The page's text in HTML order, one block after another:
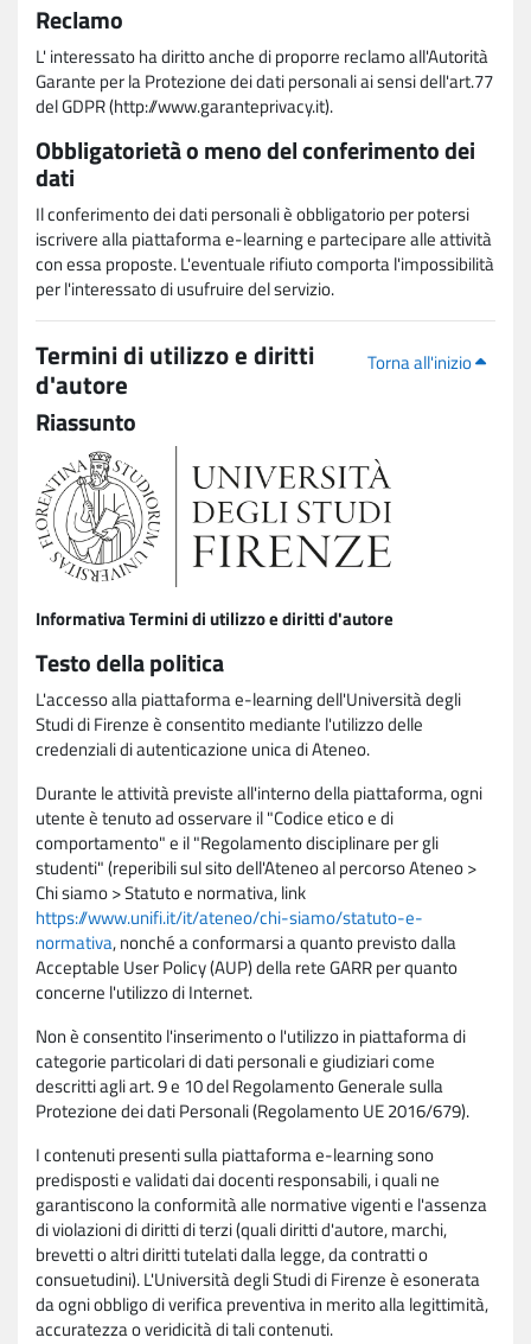
Reclamo
L' interessato ha diritto anche di proporre reclamo all'Autorità
Garante per la Protezione dei dati personali ai sensi dell'art.77
del GDPR (http://www.garanteprivacy.it).
Obbligatorietà o meno del conferimento dei
dati
Il conferimento dei dati personali è obbligatorio per potersi
iscrivere alla piattaforma e-learning e partecipare alle attività
con essa proposte. L'eventuale rifiuto comporta l'impossibilità
per l'interessato di usufruire del servizio.
Torna all'inizio
Termini di utilizzo e diritti
d'autore
Riassunto
Informativa Termini di utilizzo e diritti d'autore
Testo della politica
L'accesso alla piattaforma e-learning dell'Università degli
Studi di Firenze è consentito mediante l'utilizzo delle
credenziali di autenticazione unica di Ateneo.
Durante le attività previste all'interno della piattaforma, ogni
utente è tenuto ad osservare il "Codice etico e di
comportamento" e il "Regolamento disciplinare per gli
studenti" (reperibili sul sito dell'Ateneo al percorso Ateneo >
Chi siamo > Statuto e normativa, link
https://www.unifi.it/it/ateneo/chi-siamo/statuto-e-
normativa, nonché a conformarsi a quanto previsto dalla
Acceptable User Policy (AUP) della rete GARR per quanto
concerne l'utilizzo di Internet.
Non è consentito l'inserimento o l'utilizzo in piattaforma di
categorie particolari di dati personali e giudiziari come
descritti agli art. 9 e 10 del Regolamento Generale sulla
Protezione dei dati Personali (Regolamento UE 2016/679).
I contenuti presenti sulla piattaforma e-learning sono
predisposti e validati dai docenti responsabili, i quali ne
garantiscono la conformità alle normative vigenti e l'assenza
di violazioni di diritti di terzi (quali diritti d'autore, marchi,
brevetti o altri diritti tutelati dalla legge, da contratti o
consuetudini). L'Università degli Studi di Firenze è esonerata
da ogni obbligo di verifica preventiva in merito alla legittimità,
accuratezza o veridicità di tali contenuti.